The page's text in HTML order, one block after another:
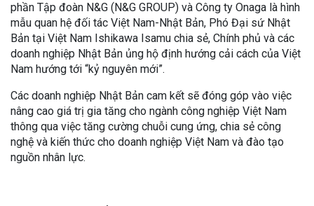
phần Tập đoàn N&G (N&G GROUP) và Công ty Onaga là hình
mẫu quan hệ đối tác Việt Nam-Nhật Bản, Phó Đại sứ Nhật
Bản tại Việt Nam Ishikawa Isamu chia sẻ, Chính phủ và các
doanh nghiệp Nhật Bản ủng hộ định hướng cải cách của Việt
Nam hướng tới “kỷ nguyên mới”.
Các doanh nghiệp Nhật Bản cam kết sẽ đóng góp vào việc
nâng cao giá trị gia tăng cho ngành công nghiệp Việt Nam
thông qua việc tăng cường chuỗi cung ứng, chia sẻ công
nghệ và kiến thức cho doanh nghiệp Việt Nam và đào tạo
nguồn nhân lực.